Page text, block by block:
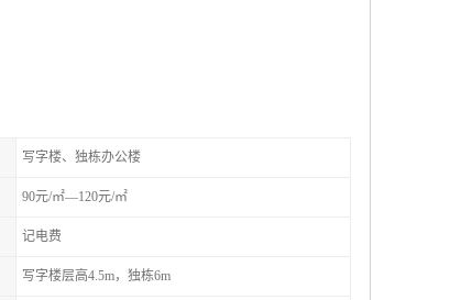
写字楼、独栋办公楼
90元/㎡—120元/㎡
记电费
写字楼层高4.5m，独栋6m